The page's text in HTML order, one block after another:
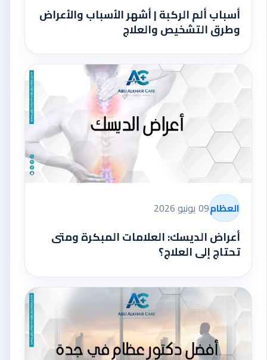
أسباب ألم الركبة | أشهر الأسباب والأعراض
وطرق التشخيص والعلاج
العظام09 يونيو 2026
أعراض الديسك: العلامات المبكرة ومتى
تحتاج إلى العلاج؟